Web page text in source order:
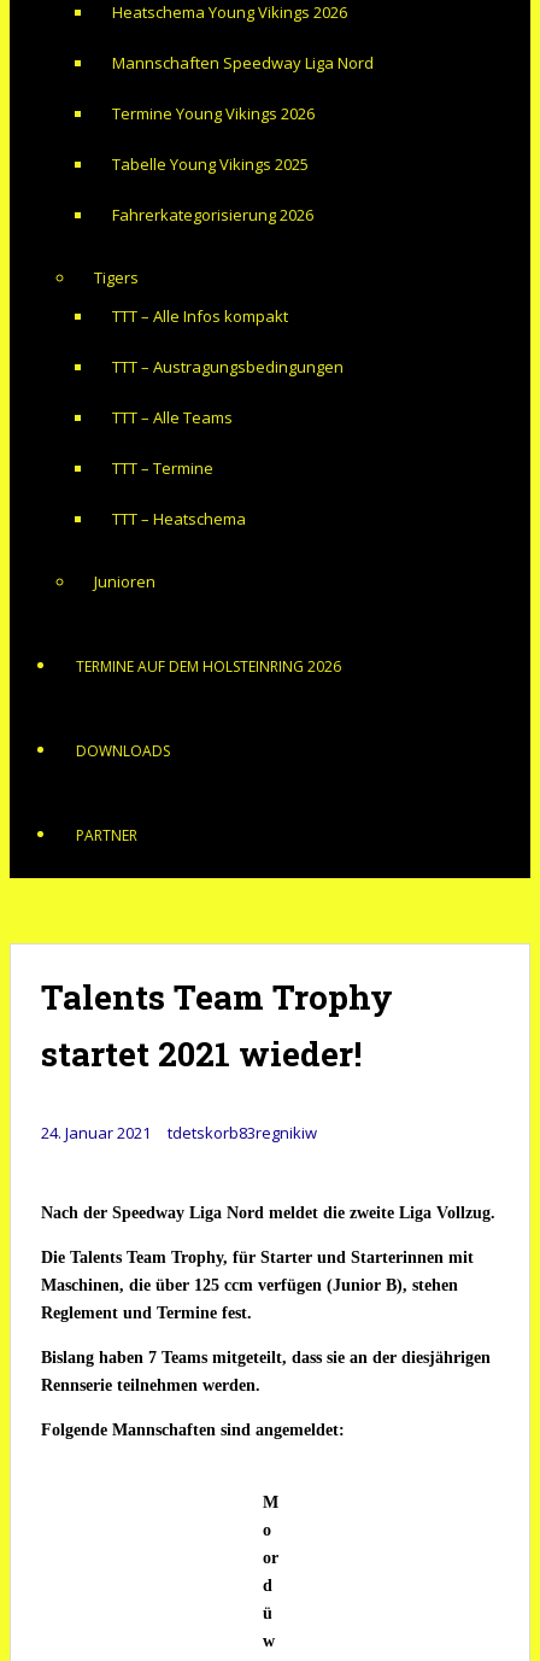
Heatschema Young Vikings 2026
Mannschaften Speedway Liga Nord
Termine Young Vikings 2026
Tabelle Young Vikings 2025
Fahrerkategorisierung 2026
Tigers
TTT – Alle Infos kompakt
TTT – Austragungsbedingungen
TTT – Alle Teams
TTT – Termine
TTT – Heatschema
Junioren
TERMINE AUF DEM HOLSTEINRING 2026
DOWNLOADS
PARTNER
Talents Team Trophy
startet 2021 wieder!
24. Januar 2021 tdetskorb83regnikiw
Nach der Speedway Liga Nord meldet die zweite Liga Vollzug.
Die Talents Team Trophy, für Starter und Starterinnen mit
Maschinen, die über 125 ccm verfügen (Junior B), stehen
Reglement und Termine fest.
Bislang haben 7 Teams mitgeteilt, dass sie an der diesjährigen
Rennserie teilnehmen werden.
Folgende Mannschaften sind angemeldet:
M
o
or
d
ü
w